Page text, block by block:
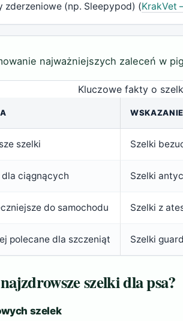
zderzeniowe (np. Sleepypod) (KrakVet
najważniejszych zaleceń w
Kluczowe fakty o
WSKAZANIE
szelki Szelki
dla ciągnących Szelki
do samochodu Szelki z
polecane dla szczeniąt Szelki
szelki dla psa?
szelek